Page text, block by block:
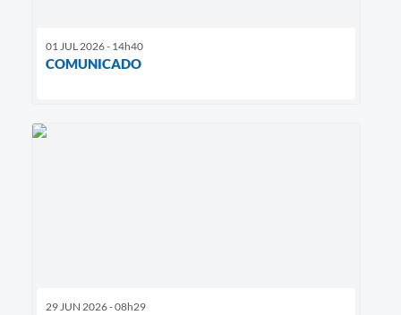
01 JUL 2026 - 14h40
COMUNICADO
29 JUN 2026 - 08h29